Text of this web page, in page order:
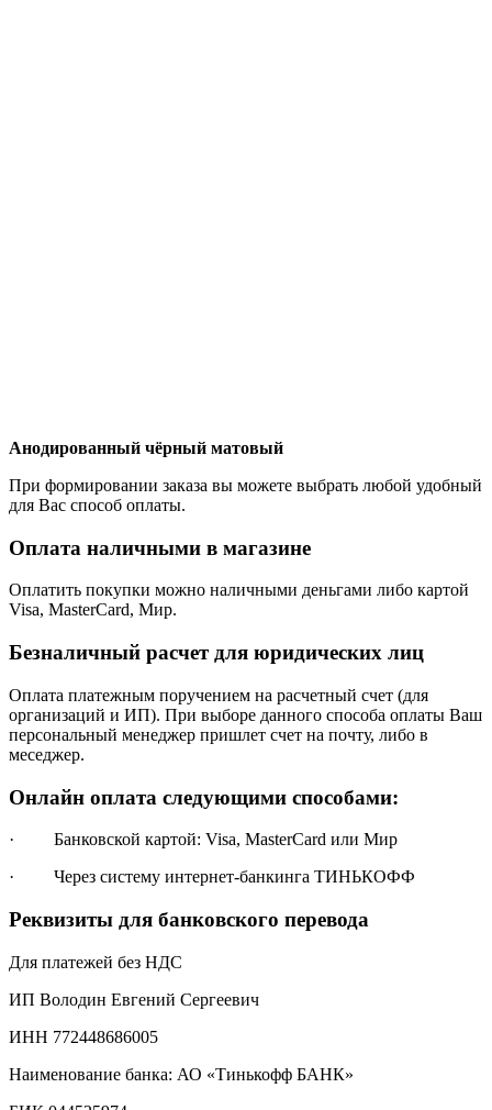
Анодированный чёрный матовый
При формировании заказа вы можете выбрать любой удобный
для Вас способ оплаты.
Оплата наличными в магазине
Оплатить покупки можно наличными деньгами либо картой
Visa, MasterCard, Мир.
Безналичный расчет для юридических лиц
Оплата платежным поручением на расчетный счет (для
организаций и ИП). При выборе данного способа оплаты Ваш
персональный менеджер пришлет счет на почту, либо в
меседжер.
Онлайн оплата следующими способами:
· Банковской картой: Visa, MasterCard или Мир
· Через систему интернет-банкинга ТИНЬКОФФ
Реквизиты для банковского перевода
Для платежей без НДС
ИП Володин Евгений Сергеевич
ИНН 772448686005
Наименование банка: АО «Тинькофф БАНК»